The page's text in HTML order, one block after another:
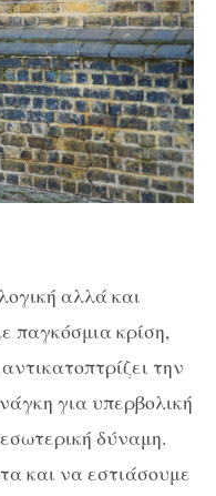
αλλά και
παγκόσμια κρίση,
την
για υπερβολική
δύναμη.
και να εστιάσουμε